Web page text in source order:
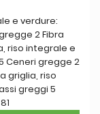
e verdure:
2 Fibra
riso integrale e
Ceneri gregge 2
griglia, riso
greggi 5